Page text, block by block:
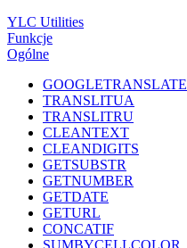
YLC Utilities
Funkcje
Ogólne
GOOGLETRANSLATE
TRANSLITUA
TRANSLITRU
CLEANTEXT
CLEANDIGITS
GETSUBSTR
GETNUMBER
GETDATE
GETURL
CONCATIF
SUMBYCELLCOLOR